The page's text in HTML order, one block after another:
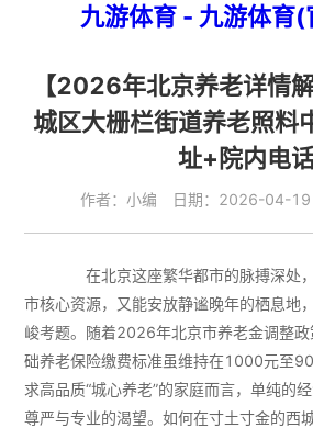
九游体育 - 九游体育(
【2026年北京养老详情
城区大栅栏街道养老照料
址+院内电
作者：小编 日期：2026-04-
在北京这座繁华都市的脉搏深处
市核心资源，又能安放静谧晚年的栖息地
峻考题。随着2026年北京市养老金调整
础养老保险缴费标准虽维持在1000元至
求高品质“城心养老”的家庭而言，单纯的
尊严与专业的渴望。如何在寸土寸金的西